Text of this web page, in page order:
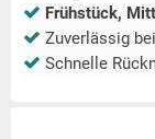
Frühstück,
Zuverlässig
Schnelle